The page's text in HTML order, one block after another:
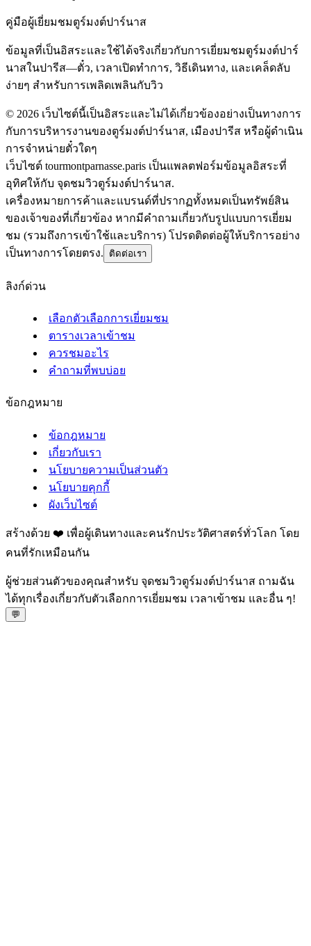
คู่มือผู้เยี่ยมชมตูร์มงต์ปาร์นาส
ข้อมูลที่เป็นอิสระและใช้ได้จริงเกี่ยวกับการเยี่ยมชมตูร์มงต์ปาร์
นาสในปารีส—ตั๋ว, เวลาเปิดทำการ, วิธีเดินทาง, และเคล็ดลับ
ง่ายๆ สำหรับการเพลิดเพลินกับวิว
© 2026 เว็บไซต์นี้เป็นอิสระและไม่ได้เกี่ยวข้องอย่างเป็นทางการ
กับการบริหารงานของตูร์มงต์ปาร์นาส, เมืองปารีส หรือผู้ดำเนิน
การจำหน่ายตั๋วใดๆ
เว็บไซต์ tourmontparnasse.paris เป็นแพลตฟอร์มข้อมูลอิสระที่
อุทิศให้กับ จุดชมวิวตูร์มงต์ปาร์นาส.
เครื่องหมายการค้าและแบรนด์ที่ปรากฏทั้งหมดเป็นทรัพย์สิน
ของเจ้าของที่เกี่ยวข้อง หากมีคำถามเกี่ยวกับรูปแบบการเยี่ยม
ชม (รวมถึงการเข้าใช้และบริการ) โปรดติดต่อผู้ให้บริการอย่าง
เป็นทางการโดยตรง.
ติดต่อเรา
ลิงก์ด่วน
เลือกตัวเลือกการเยี่ยมชม
ตารางเวลาเข้าชม
ควรชมอะไร
คำถามที่พบบ่อย
ข้อกฎหมาย
ข้อกฎหมาย
เกี่ยวกับเรา
นโยบายความเป็นส่วนตัว
นโยบายคุกกี้
ผังเว็บไซต์
สร้างด้วย ❤️ เพื่อผู้เดินทางและคนรักประวัติศาสตร์ทั่วโลก โดย
คนที่รักเหมือนกัน
ผู้ช่วยส่วนตัวของคุณสำหรับ จุดชมวิวตูร์มงต์ปาร์นาส ถามฉัน
ได้ทุกเรื่องเกี่ยวกับตัวเลือกการเยี่ยมชม เวลาเข้าชม และอื่น ๆ!
💬